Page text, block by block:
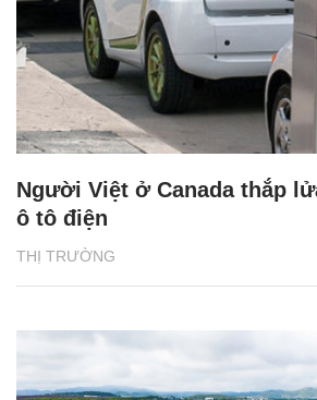
THỊ TRƯỜNG
Người Việt ở Canada thắp
ô tô điện